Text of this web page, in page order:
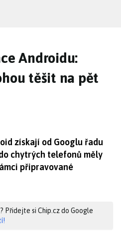
Androidu:
těšit na pět
získají od Googlu řadu
chytrých telefonů měly
připravované
Přidejte si Chip.cz do Google